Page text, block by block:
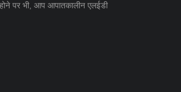
पर भी, आप आपातकालीन एलईडी